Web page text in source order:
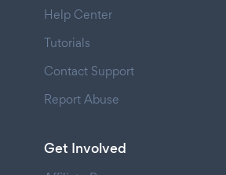
Help Center
Tutorials
Contact Support
Report Abuse
Get Involved